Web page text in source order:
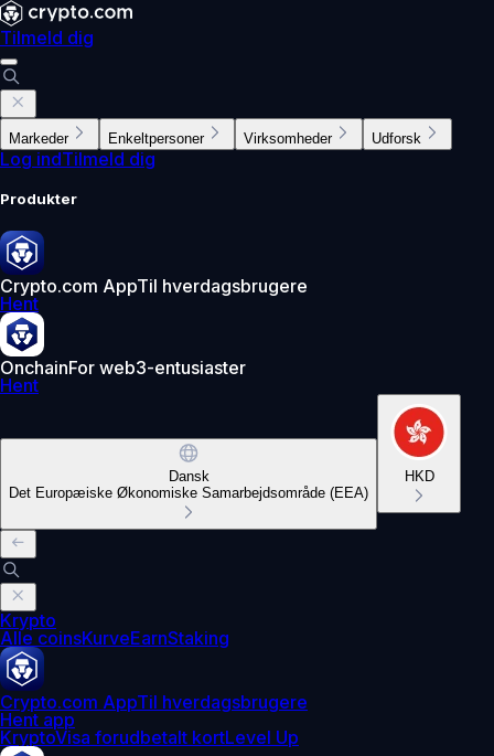
Tilmeld dig
Markeder Enkeltpersoner Virksomheder Udforsk
Log indTilmeld dig
Produkter
Crypto.com AppTil hverdagsbrugere
Hent
OnchainFor web3-entusiaster
Hent
Dansk
Det Europæiske Økonomiske Samarbejdsområde (EEA)
HKD
Krypto
Alle coinsKurveEarnStaking
Crypto.com AppTil hverdagsbrugere
Hent app
KryptoVisa forudbetalt kortLevel Up